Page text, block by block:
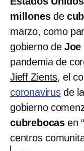
millonesde
marzo, como
gobierno de Joe
pandemia de
Jieff Zients, el
coronavirusde
gobierno
cubrebocas en
centros